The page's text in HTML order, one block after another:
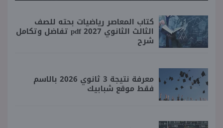
كتاب المعاصر رياضيات بحته للصف
الثالث الثانوي 2027 pdf تفاضل وتكامل
شرح
معرفة نتيجة 3 ثانوي 2026 بالاسم
فقط موقع شبابيك